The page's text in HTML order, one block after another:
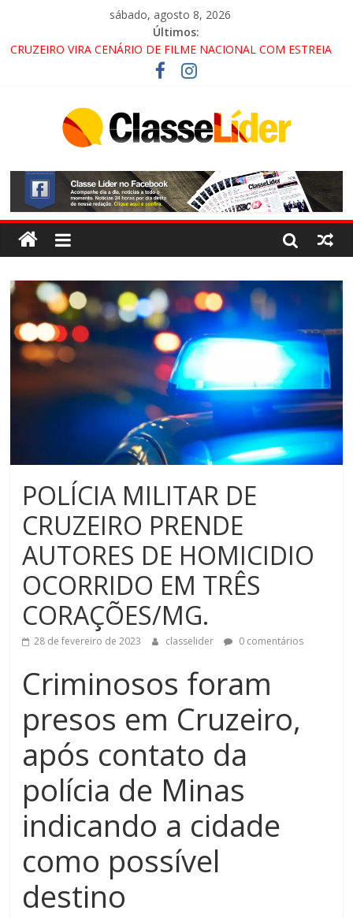
sábado, agosto 8, 2026
Últimos:
CRUZEIRO VIRA CENÁRIO DE FILME NACIONAL COM ESTREIA
PROMOTOR DO GAECO
ACESSO À APARECIDA NA DUTRA SERÁ BLOQUEADO NO FIM
ALTERNATIVAS
LORENA, PINDAMONHANGABA E QUELUZ NA RETA FINAL
PELA FÁBRICA DA COCA-COLA!
POLÍCIA MILITAR DE
CRUZEIRO PRENDE
AUTORES DE HOMICIDIO
OCORRIDO EM TRÊS
CORAÇÕES/MG.
28 de fevereiro de 2023 classelider 0 comentários
Criminosos foram
presos em Cruzeiro,
após contato da
polícia de Minas
indicando a cidade
como possível
destino